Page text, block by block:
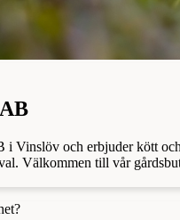
i Vinslöv och erbjuder kött
Välkommen till vår